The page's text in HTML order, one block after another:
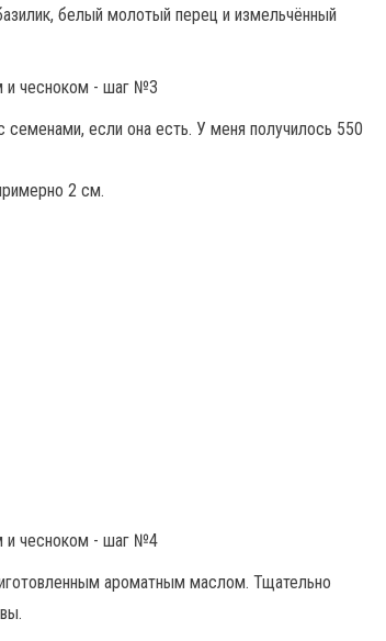
белый молотый перец и измельчённый
если она есть. У меня получилось 550
2 см.
ароматным маслом. Тщательно